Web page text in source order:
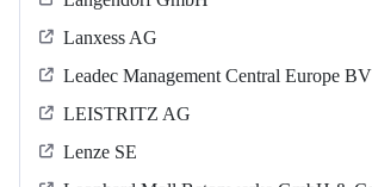
Lanxess AG
Leadec Management Central Europe
LEISTRITZ AG
Lenze SE